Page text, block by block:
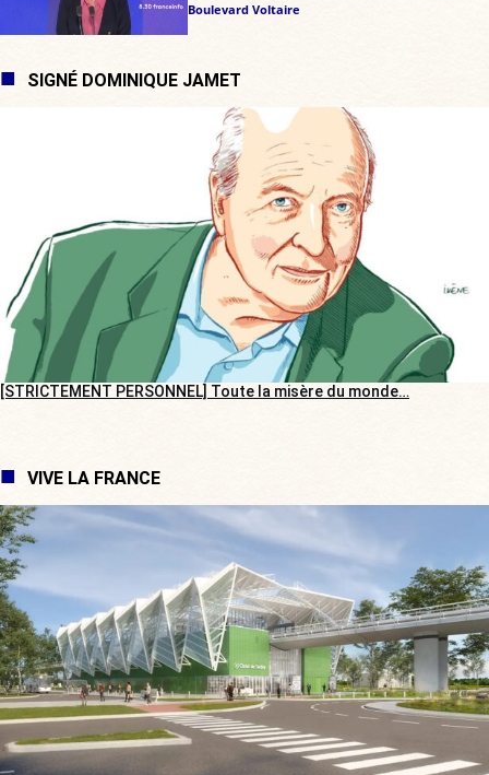
Boulevard Voltaire
SIGNÉ DOMINIQUE JAMET
[STRICTEMENT PERSONNEL] Toute la misère du monde…
VIVE LA FRANCE